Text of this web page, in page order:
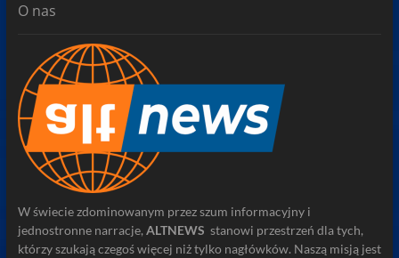
O nas
W świecie zdominowanym przez szum informacyjny i
jednostronne narracje, ALTNEWS stanowi przestrzeń dla tych,
którzy szukają czegoś więcej niż tylko nagłówków. Naszą misją jest